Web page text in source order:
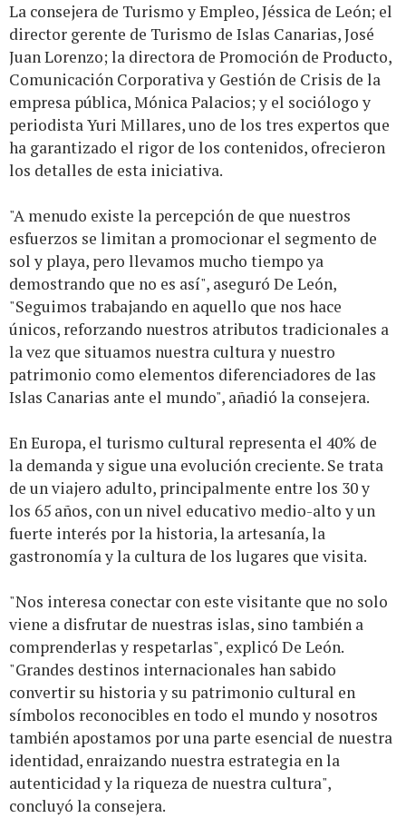
La consejera de Turismo y Empleo, Jéssica de León; el
director gerente de Turismo de Islas Canarias, José
Juan Lorenzo; la directora de Promoción de Producto,
Comunicación Corporativa y Gestión de Crisis de la
empresa pública, Mónica Palacios; y el sociólogo y
periodista Yuri Millares, uno de los tres expertos que
ha garantizado el rigor de los contenidos, ofrecieron
los detalles de esta iniciativa.
"A menudo existe la percepción de que nuestros
esfuerzos se limitan a promocionar el segmento de
sol y playa, pero llevamos mucho tiempo ya
demostrando que no es así", aseguró De León,
"Seguimos trabajando en aquello que nos hace
únicos, reforzando nuestros atributos tradicionales a
la vez que situamos nuestra cultura y nuestro
patrimonio como elementos diferenciadores de las
Islas Canarias ante el mundo", añadió la consejera.
En Europa, el turismo cultural representa el 40% de
la demanda y sigue una evolución creciente. Se trata
de un viajero adulto, principalmente entre los 30 y
los 65 años, con un nivel educativo medio-alto y un
fuerte interés por la historia, la artesanía, la
gastronomía y la cultura de los lugares que visita.
"Nos interesa conectar con este visitante que no solo
viene a disfrutar de nuestras islas, sino también a
comprenderlas y respetarlas", explicó De León.
"Grandes destinos internacionales han sabido
convertir su historia y su patrimonio cultural en
símbolos reconocibles en todo el mundo y nosotros
también apostamos por una parte esencial de nuestra
identidad, enraizando nuestra estrategia en la
autenticidad y la riqueza de nuestra cultura",
concluyó la consejera.